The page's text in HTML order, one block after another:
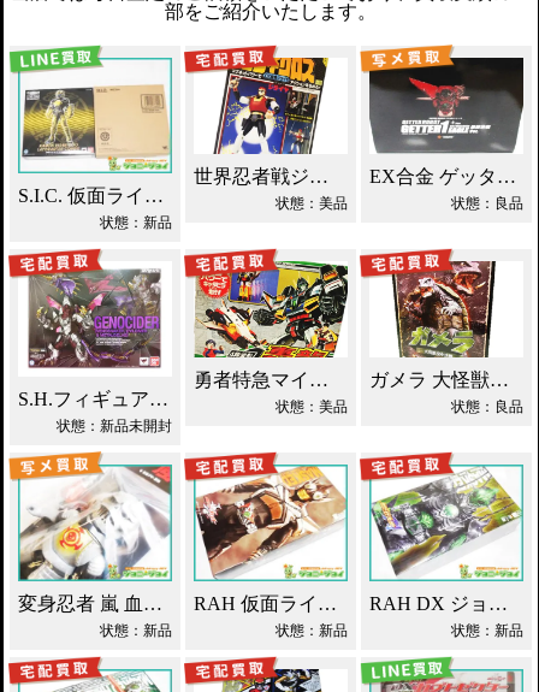
部をご紹介いたします。
S.I.C. 仮面ライダーオーズ ラトラーターコンボ買取
状態：新品
世界忍者戦ジライヤ DX磁気 買取！
状態：美品
EX合金 ゲッターロボ ゲッター1 買取！
状態：良品
S.H.フィギュアーツ ジェノサイダー 買取！
状態：新品未開封
勇者特急マイトガイン 4段変形 轟龍 買取！
状態：美品
ガメラ 大怪獣空中決戦 ソフビ買取！
状態：良品
変身忍者 嵐 血車魔神斉 東映レトロソフビ買取！
状態：新品
RAH 仮面ライダーパンチホッパー 2011DX買取！
状態：新品
RAH DX ジョーカー 仮面ライダーブレイド買取！
状態：新品